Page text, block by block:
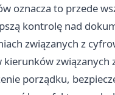
oznacza to przede
kontrolę nad
związanych z
związanych
porządku,